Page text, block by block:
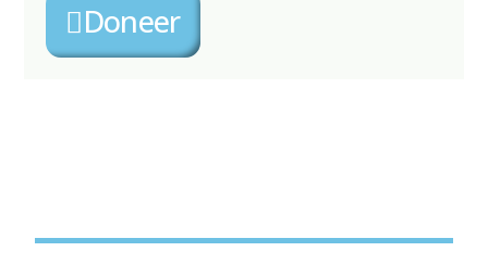
Doneer